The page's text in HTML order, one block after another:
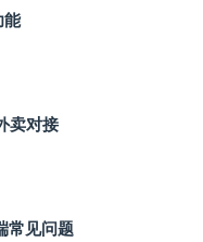
能
卖对接
常见问题